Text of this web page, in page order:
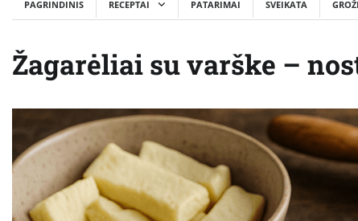
PAGRINDINIS RECEPTAI PATARIMAI SVEIKATA
Žagarėliai su varške –